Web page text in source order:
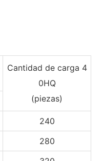
Cantidad de carga 4
0HQ
(piezas)
240
280